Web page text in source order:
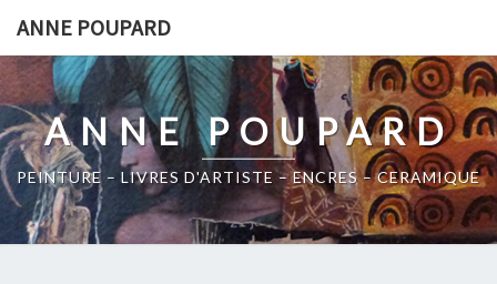
content
ANNE POUPARD
ANNE POUPARD
PEINTURE – LIVRES D'ARTISTE – ENCRES – CERAMIQUE